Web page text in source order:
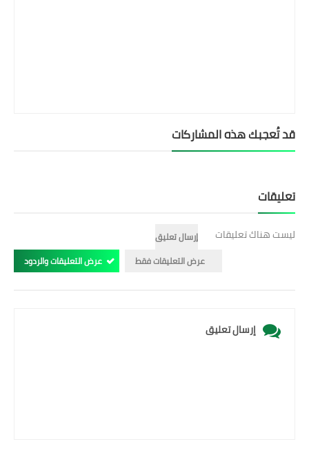
قد تُعجبك هذه المشاركات
تعليقات
ليست هناك تعليقات
إرسال تعليق
عرض التعليقات فقط
عرض التعليقات والردود
إرسال تعليق